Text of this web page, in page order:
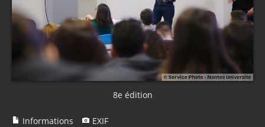
8e édition
Informations EXIF